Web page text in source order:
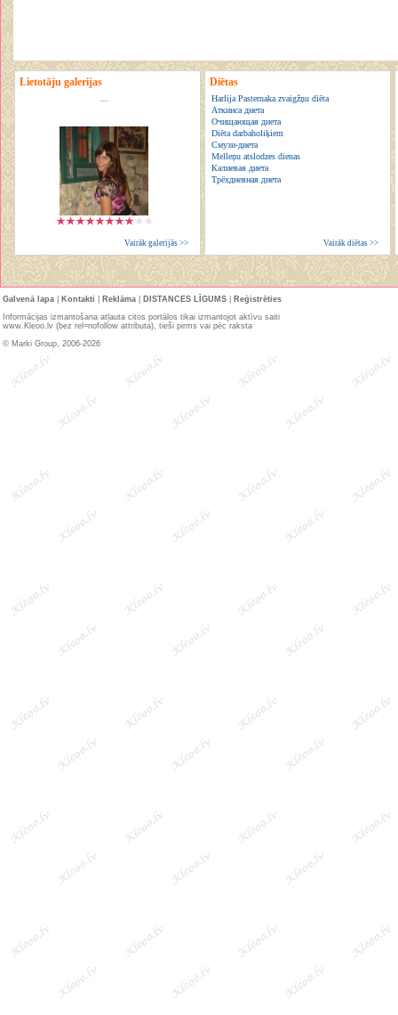
Lietotāju galerijas
Vairāk galerijās >>
Diētas
Harlija Pasternaka zvaigžņu diēta
Аткинса диета
Очищающая диета
Diēta darbaholiķiem
Смузи-диета
Melleņu atslodzes dienas
Калиевая диета
Трёхдневная диета
Vairāk diētas >>
Galvenā lapa Kontakti Reklāma DISTANCES LĪGUMS
Reģistrēties
Informācijas izmantošana atļauta citos portālos tikai izmantojot aktīvu saiti
www.Kleoo.lv (bez rel=nofollow attributa), tieši pirms vai pēc raksta
© Marki Group, 2006-2026